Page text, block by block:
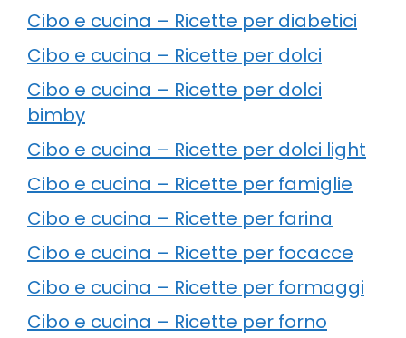
Cibo e cucina – Ricette per diabetici
Cibo e cucina – Ricette per dolci
Cibo e cucina – Ricette per dolci
bimby
Cibo e cucina – Ricette per dolci light
Cibo e cucina – Ricette per famiglie
Cibo e cucina – Ricette per farina
Cibo e cucina – Ricette per focacce
Cibo e cucina – Ricette per formaggi
Cibo e cucina – Ricette per forno